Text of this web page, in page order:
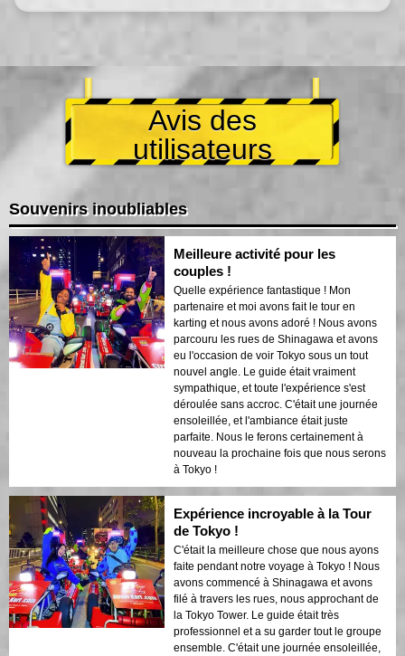
Avis des
utilisateurs
Souvenirs inoubliables
Meilleure activité pour les
couples !
Quelle expérience fantastique ! Mon
partenaire et moi avons fait le tour en
karting et nous avons adoré ! Nous avons
parcouru les rues de Shinagawa et avons
eu l'occasion de voir Tokyo sous un tout
nouvel angle. Le guide était vraiment
sympathique, et toute l'expérience s'est
déroulée sans accroc. C'était une journée
ensoleillée, et l'ambiance était juste
parfaite. Nous le ferons certainement à
nouveau la prochaine fois que nous serons
à Tokyo !
Expérience incroyable à la Tour
de Tokyo !
C'était la meilleure chose que nous ayons
faite pendant notre voyage à Tokyo ! Nous
avons commencé à Shinagawa et avons
filé à travers les rues, nous approchant de
la Tokyo Tower. Le guide était très
professionnel et a su garder tout le groupe
ensemble. C'était une journée ensoleillée,